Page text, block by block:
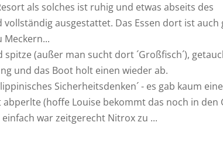
als solches ist ruhig und etwas abseits des
vollständig ausgestattet. Das Essen dort ist auch
Meckern...
spitze (außer man sucht dort ´Großfisch´),
und das Boot holt einen wieder ab.
Sicherheitsdenken´ - es gab kaum eine
abperlte (hoffe Louise bekommt das noch in den
war zeitgerecht Nitrox zu ...